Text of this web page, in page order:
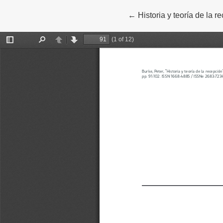
← Volver a los detalles
Historia y teoría de la